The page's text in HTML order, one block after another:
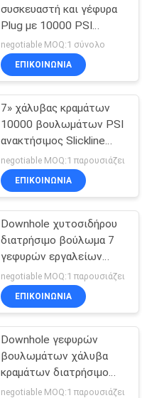
συσκευαστή και γέφυρα
Plug με 10000 PSI
βαθμολογία για H2S
Υπηρεσία σε καλάθι
ολοκλήρωση
negotiable MOQ:1 σύνολο
ΕΠΙΚΟΙΝΩΝΊΑ
7» χάλυβας κραμάτων
10000 βουλωμάτων PSI
ανακτήσιμος Slickline
υλικός πρότυπο 3L
negotiable MOQ:1 παρουσιάζει
ΕΠΙΚΟΙΝΩΝΊΑ
Downhole χυτοσιδήρου
διατρήσιμο βούλωμα 7
γεφυρών εργαλείων
ολοκλήρωσης»
περίβλημα Rustproof
negotiable MOQ:1 παρουσιάζει
ΕΠΙΚΟΙΝΩΝΊΑ
Downhole γεφυρών
βουλωμάτων χάλυβα
κραμάτων διατρήσιμο
εργαλείο 10000 PSI για
negotiable MOQ:1 παρουσιάζει